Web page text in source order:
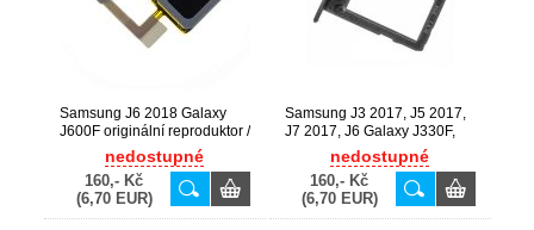
Samsung J6 2018 Galaxy
J600F originální reproduktor /
zvonek (Service Pack) -
3001-002855
nedostupné
160,- Kč
(6,70 EUR)
Samsung J3 2017, J5 2017,
J7 2017, J6 Galaxy J330F,
J530F, J730F, J600F
originální Single SIM držák
Black / černý (Service Pack) -
GH61-12796A, GH61-
12703A, GH64-06278A
nedostupné
160,- Kč
(6,70 EUR)